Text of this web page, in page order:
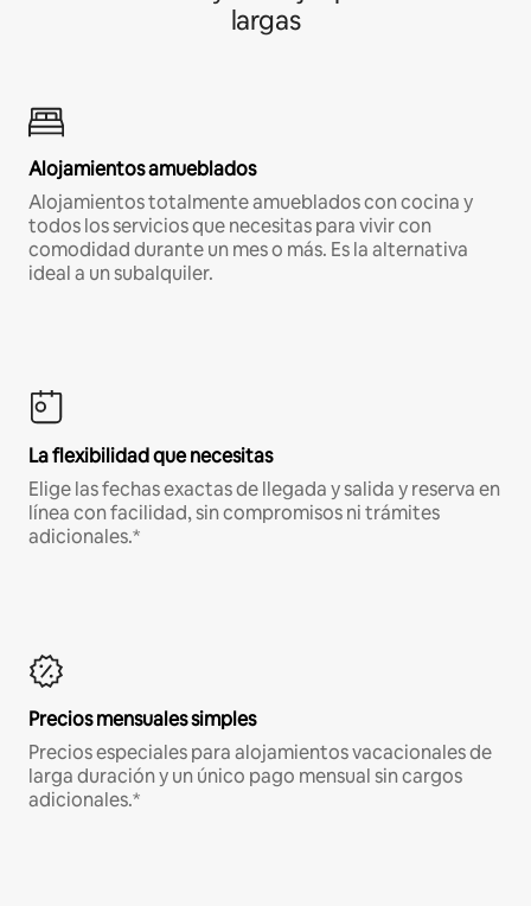
largas
Alojamientos amueblados
Alojamientos totalmente amueblados con cocina y
todos los servicios que necesitas para vivir con
comodidad durante un mes o más. Es la alternativa
ideal a un subalquiler.
La flexibilidad que necesitas
Elige las fechas exactas de llegada y salida y reserva en
línea con facilidad, sin compromisos ni trámites
adicionales.*
Precios mensuales simples
Precios especiales para alojamientos vacacionales de
larga duración y un único pago mensual sin cargos
adicionales.*